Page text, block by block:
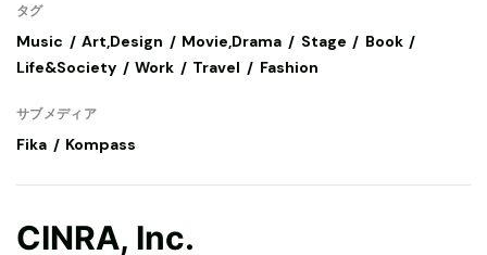
タグ
Music Art,Design Movie,Drama Stage
Book
Life&Society
Work Travel Fashion
サブメディア
Fika Kompass
CINRA, Inc.